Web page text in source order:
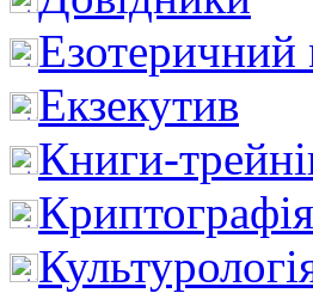
Езотеричний
Екзекутив
Книги-
Криптографія